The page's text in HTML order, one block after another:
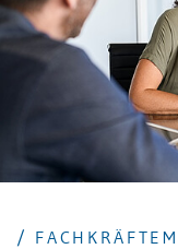
also festhalten,
Zumindest aber
gehalten werden.
Menschen –
/